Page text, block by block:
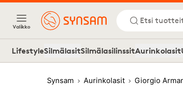
Valikko
Etsi
LifestyleSilmälasitSilmälasilinssitAurinkolasit
Synsam Aurinkolasit Giorgio